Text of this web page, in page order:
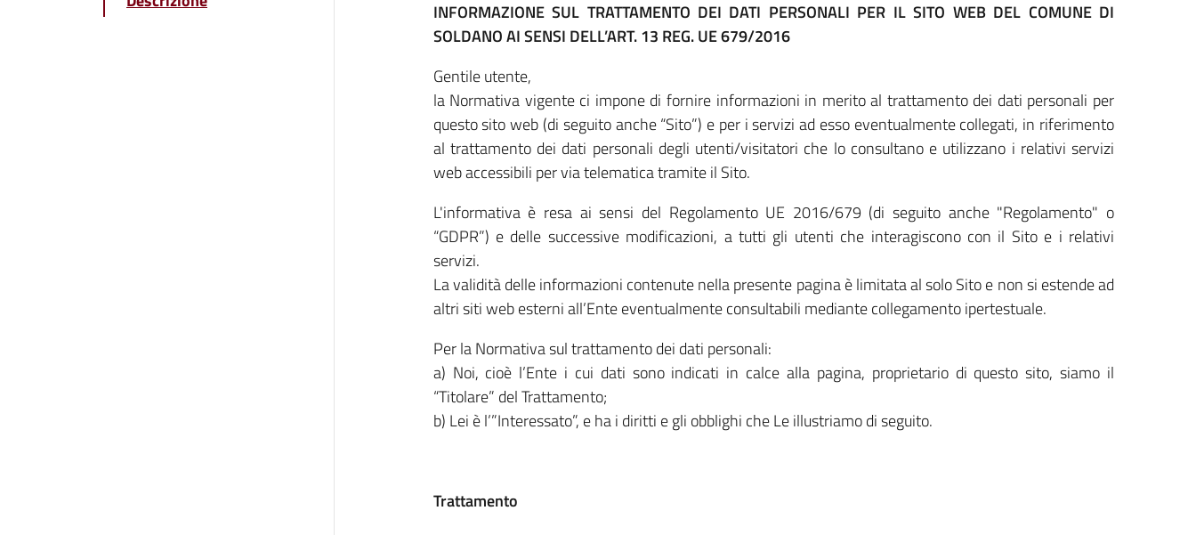
INFORMAZIONE SUL TRATTAMENTO DEI DATI PERSONALI PER IL SITO WEB DEL COMUNE DI
SOLDANOAI SENSI DELL’ART. 13 REG. UE 679/2016
Gentile utente,
la Normativa vigente ci impone di fornire informazioni in merito al trattamento dei dati personali per
questo sito web (di seguito anche “Sito”) e per i servizi ad esso eventualmente collegati, in riferimento
al trattamento dei dati personali degli utenti/visitatori che lo consultano e utilizzano i relativi servizi
web accessibili per via telematica tramite il Sito.
L'informativa è resa ai sensi del Regolamento UE 2016/679 (di seguito anche "Regolamento" o
“GDPR”) e delle successive modificazioni, a tutti gli utenti che interagiscono con il Sito e i relativi
servizi.
La validità delle informazioni contenute nella presente pagina è limitata al solo Sito e non si estende ad
altri siti web esterni all’Ente eventualmente consultabili mediante collegamento ipertestuale.
Per la Normativa sul trattamento dei dati personali:
a) Noi, cioè l’Ente i cui dati sono indicati in calce alla pagina, proprietario di questo sito, siamo il
“Titolare” del Trattamento;
b) Lei è l’”Interessato”, e ha i diritti e gli obblighi che Le illustriamo di seguito.
Trattamento